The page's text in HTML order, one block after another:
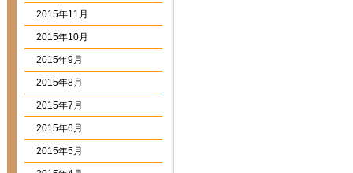
2015年11月
2015年10月
2015年9月
2015年8月
2015年7月
2015年6月
2015年5月